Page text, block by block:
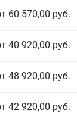
60 570,00 руб.
40 920,00 руб.
48 920,00 руб.
42 920,00 руб.